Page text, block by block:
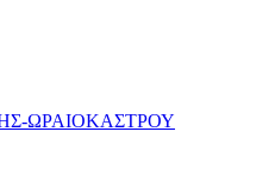
ΩΡΑΙΟΚΑΣΤΡΟΥ